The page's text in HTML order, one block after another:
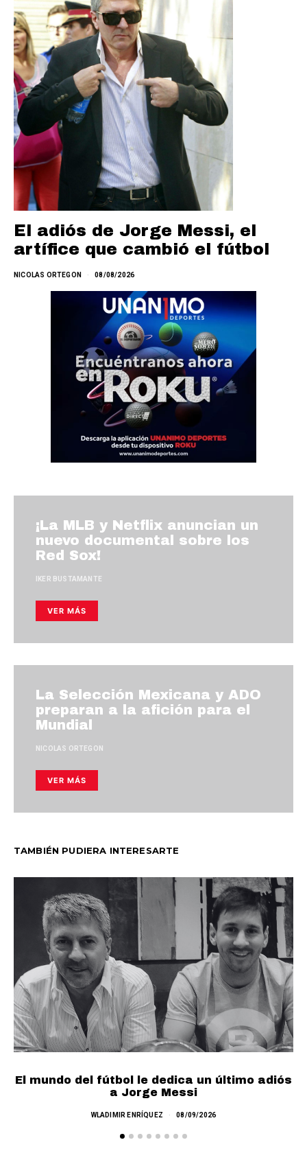
El adiós de Jorge Messi, el
artífice que cambió el fútbol
NICOLAS ORTEGON 08/08/2026
¡La MLB y Netflix anuncian un
nuevo documental sobre los
Red Sox!
IKER BUSTAMANTE
VER MÁS
La Selección Mexicana y ADO
preparan a la afición para el
Mundial
NICOLAS ORTEGON
VER MÁS
TAMBIÉN PUDIERA INTERESARTE
El mundo del fútbol le dedica un último adiós
a Jorge Messi
WLADIMIR ENRÍQUEZ 08/09/2026